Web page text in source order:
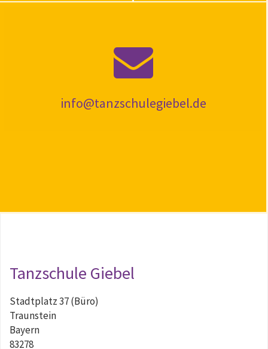
info@tanzschulegiebel.de
Tanzschule Giebel
Stadtplatz 37 (Büro)
Traunstein
Bayern
83278